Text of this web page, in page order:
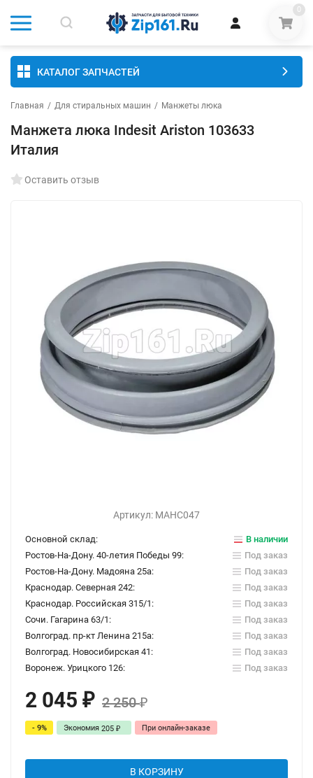
0
КАТАЛОГ ЗАПЧАСТЕЙ
Главная / Для стиральных машин / Манжеты люка
Манжета люка Indesit Ariston 103633
Италия
Оставить отзыв
Артикул: МАНС047
Основной склад:
В наличии
Ростов-На-Дону. 40-летия Победы 99:
Под заказ
Ростов-На-Дону. Мадояна 25а:
Под заказ
Краснодар. Северная 242:
Под заказ
Краснодар. Российская 315/1:
Под заказ
Сочи. Гагарина 63/1:
Под заказ
Волгоград. пр-кт Ленина 215а:
Под заказ
Волгоград. Новосибирская 41:
Под заказ
Воронеж. Урицкого 126:
Под заказ
2 045 ₽ 2 250₽
- 9% Экономия 205 ₽ При онлайн-заказе
В КОРЗИНУ